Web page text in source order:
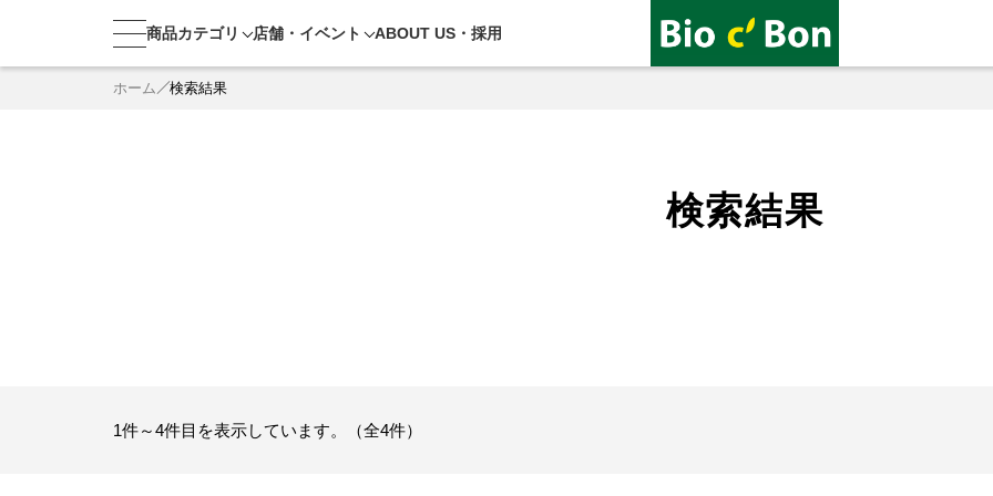
商品カテゴリ 店舗・ イベント ABOUT US・ 採用
ホーム 検索結果
検索結果
1件～4件目を表示しています。（全4件）